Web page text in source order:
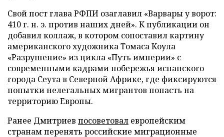
Свой пост глава РФПИ озаглавил «Варвары у ворот:
410 г. н. э. против наших дней». К публикации он
добавил коллаж, в котором сопоставил картину
американского художника Томаса Коула
«Разрушение» из цикла «Путь империи» с
современными кадрами побережья испанского
города Сеута в Северной Африке, где фиксируются
попытки нелегальных мигрантов попасть на
территорию Европы.
Ранее Дмитриев посоветовал европейским
странам перенять российские миграционные